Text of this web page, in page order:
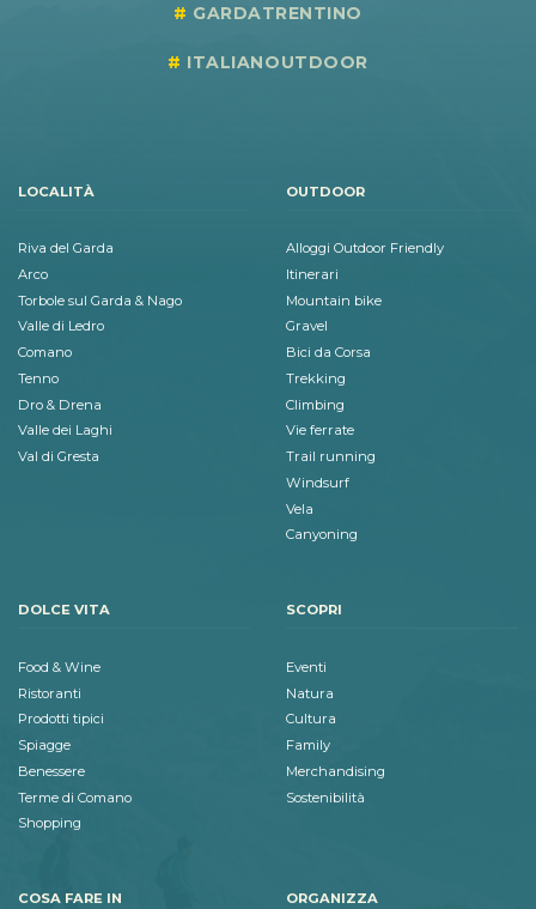
GARDATRENTINO
ITALIANOUTDOOR
LOCALITÀ
Riva del Garda
Arco
Torbole sul Garda & Nago
Valle di Ledro
Comano
Tenno
Dro & Drena
Valle dei Laghi
Val di Gresta
OUTDOOR
Alloggi Outdoor Friendly
Itinerari
Mountain bike
Gravel
Bici da Corsa
Trekking
Climbing
Vie ferrate
Trail running
Windsurf
Vela
Canyoning
DOLCE VITA
Food & Wine
Ristoranti
Prodotti tipici
Spiagge
Benessere
Terme di Comano
Shopping
SCOPRI
Eventi
Natura
Cultura
Family
Merchandising
Sostenibilità
COSA FARE IN ORGANIZZA